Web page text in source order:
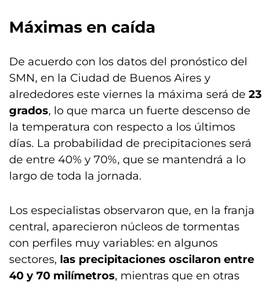
Máximas en caída
De acuerdo con los datos del pronóstico del
SMN, en la Ciudad de Buenos Aires y
alrededores este viernes la máxima será de 23
grados, lo que marca un fuerte descenso de
la temperatura con respecto a los últimos
días. La probabilidad de precipitaciones será
de entre 40% y 70%, que se mantendrá a lo
largo de toda la jornada.
Los especialistas observaron que, en la franja
central, aparecieron núcleos de tormentas
con perfiles muy variables: en algunos
sectores, las precipitaciones oscilaron entre
40 y 70 milímetros, mientras que en otras